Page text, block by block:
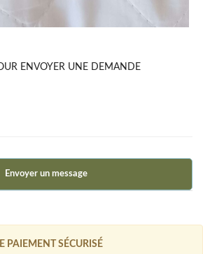
ENVOYER UNE DEMANDE
Envoyer un message
PAIEMENT SÉCURISÉ